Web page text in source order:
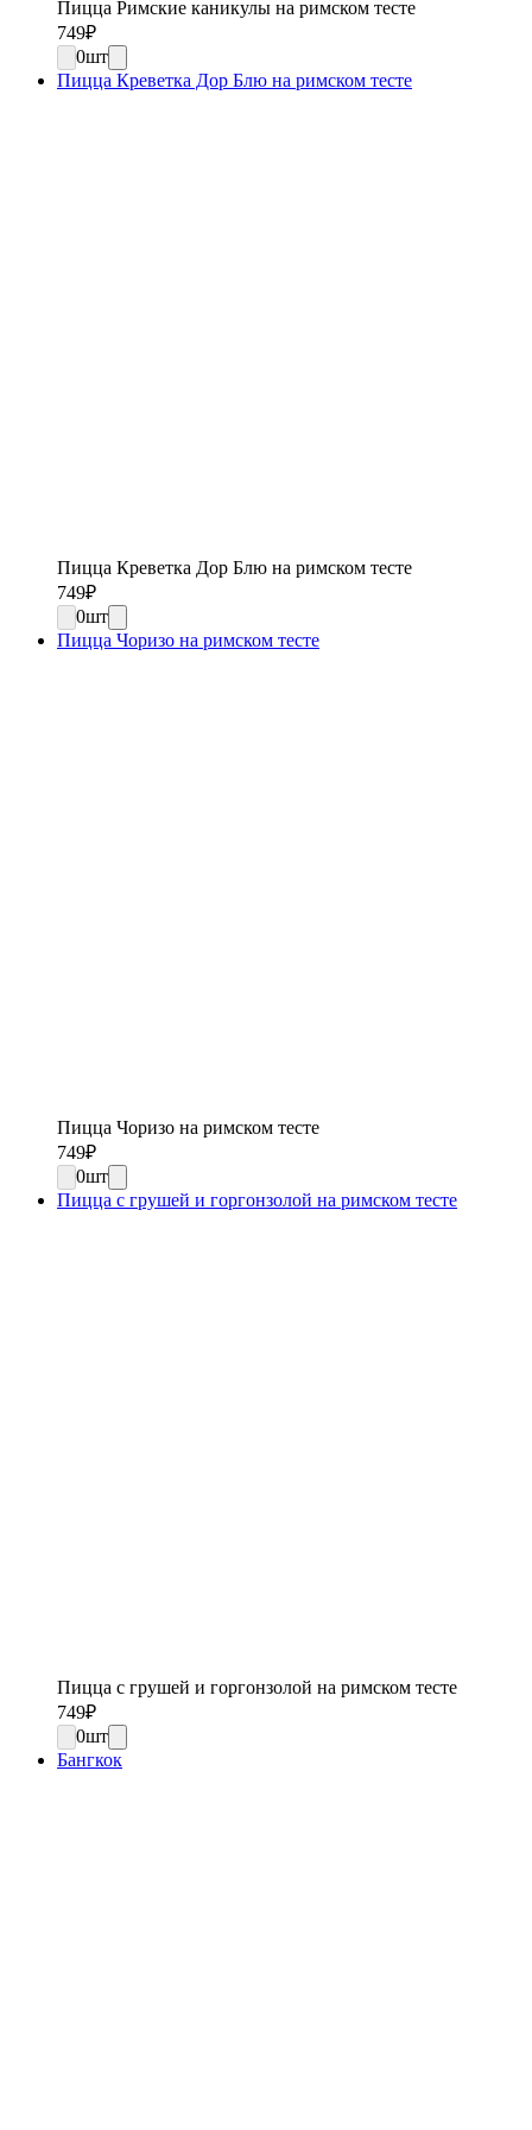
Пицца Римские каникулы на римском тесте
749₽
0шт
Пицца Креветка Дор Блю на римском тесте
Пицца Креветка Дор Блю на римском тесте
749₽
0шт
Пицца Чоризо на римском тесте
Пицца Чоризо на римском тесте
749₽
0шт
Пицца с грушей и горгонзолой на римском тесте
Пицца с грушей и горгонзолой на римском тесте
749₽
0шт
Бангкок